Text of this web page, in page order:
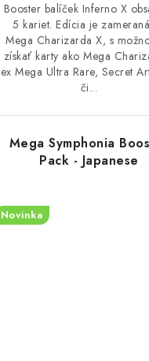
Booster balíček Inferno X
5 kariet. Edícia je
Mega Charizarda X, s
získať karty ako Mega
ex Mega Ultra Rare, Secret
či...
Mega Symphonia
Pack - Japanese
Novinka